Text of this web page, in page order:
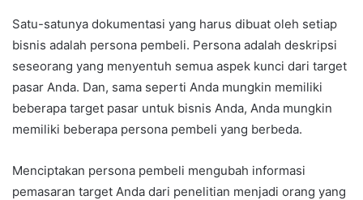
Satu-satunya dokumentasi yang harus dibuat oleh setiap
bisnis adalah persona pembeli. Persona adalah deskripsi
seseorang yang menyentuh semua aspek kunci dari target
pasar Anda. Dan, sama seperti Anda mungkin memiliki
beberapa target pasar untuk bisnis Anda, Anda mungkin
memiliki beberapa persona pembeli yang berbeda.
Menciptakan persona pembeli mengubah informasi
pemasaran target Anda dari penelitian menjadi orang yang